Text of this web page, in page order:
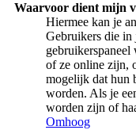
Waarvoor dient mijn
Hiermee kan je
Gebruikers die in
gebruikerspaneel
of ze online zijn,
mogelijk dat hun
worden. Als je
worden zijn of
Omhoog